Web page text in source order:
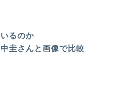
るのか
圭さんと画像で比較